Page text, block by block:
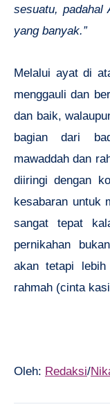
sesuatu, padahal
yang banyak.”
Melalui ayat di
menggauli dan
dan baik,
bagian dari
mawaddah dan
diiringi dengan
kesabaran untuk
sangat tepat
pernikahan
akan tetapi
rahmah (cinta
Oleh: Redaksi/